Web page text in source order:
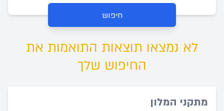
חיפוש
לא נמצאו תוצאות התואמות את
החיפוש שלך
מתקני המלון